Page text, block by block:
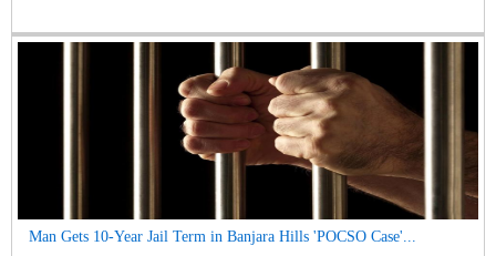
Man Gets 10-Year Jail Term in Banjara Hills 'POCSO Case'...